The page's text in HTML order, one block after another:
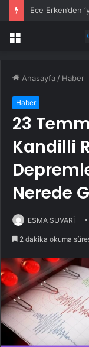
Menü
Anasayfa / Haber
Haber
23
Kandilli
Nerede
ESMA SUVARİ
2 dakika okuma